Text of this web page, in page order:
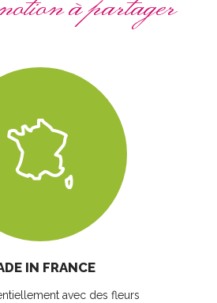
IN FRANCE
avec des fleurs